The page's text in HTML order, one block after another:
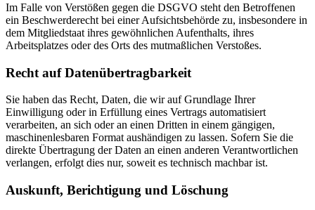
Im Falle von Verstößen gegen die DSGVO steht den Betroffenen
ein Beschwerderecht bei einer Aufsichtsbehörde zu, insbesondere in
dem Mitgliedstaat ihres gewöhnlichen Aufenthalts, ihres
Arbeitsplatzes oder des Orts des mutmaßlichen Verstoßes.
Recht auf Datenübertragbarkeit
Sie haben das Recht, Daten, die wir auf Grundlage Ihrer
Einwilligung oder in Erfüllung eines Vertrags automatisiert
verarbeiten, an sich oder an einen Dritten in einem gängigen,
maschinenlesbaren Format aushändigen zu lassen. Sofern Sie die
direkte Übertragung der Daten an einen anderen Verantwortlichen
verlangen, erfolgt dies nur, soweit es technisch machbar ist.
Auskunft, Berichtigung und Löschung